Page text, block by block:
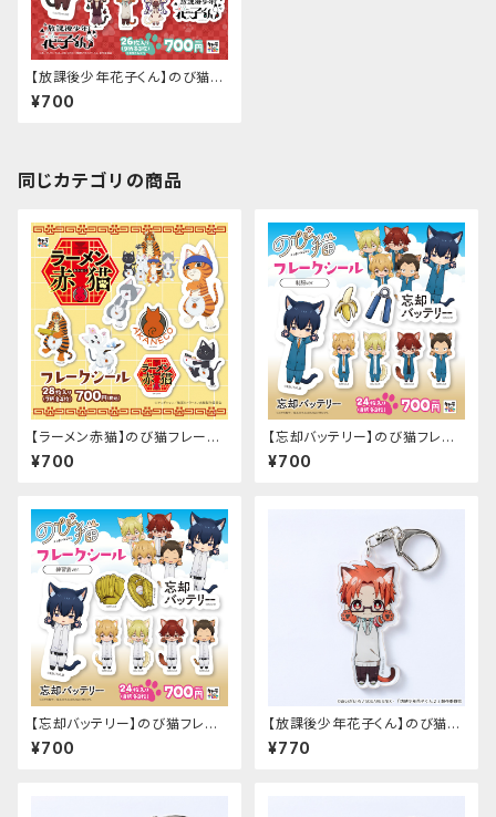
【放課後少年花子くん】のび猫フ
レークシール
¥700
同じカテゴリの商品
【ラーメン赤猫】のび猫フレーク
シール
¥700
【忘却バッテリー】のび猫フレー
クシール（制服Ver.）
¥700
【忘却バッテリー】のび猫フレー
クシール（練習着Ver.）
¥700
【放課後少年花子くん】のび猫ア
クリルキーホルダー（蒼井 茜）
¥770